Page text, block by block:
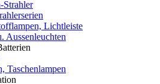
Strahler
Lichtleiste
Aussenleuchten
Taschenlampen